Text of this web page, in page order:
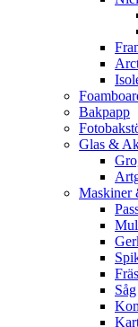
Bakpapp
Glas &
Maskiner
Såg